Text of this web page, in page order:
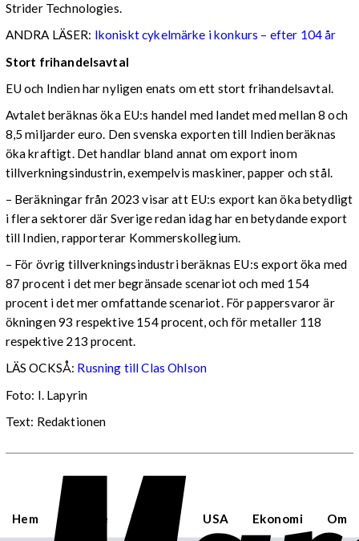
Strider Technologies.
ANDRA LÄSER: Ikoniskt cykelmärke i konkurs – efter 104 år
Stort frihandelsavtal
EU och Indien har nyligen enats om ett stort frihandelsavtal.
Avtalet beräknas öka EU:s handel med landet med mellan 8 och
8,5 miljarder euro. Den svenska exporten till Indien beräknas
öka kraftigt. Det handlar bland annat om export inom
tillverkningsindustrin, exempelvis maskiner, papper och stål.
– Beräkningar från 2023 visar att EU:s export kan öka betydligt
i flera sektorer där Sverige redan idag har en betydande export
till Indien, rapporterar Kommerskollegium.
– För övrig tillverkningsindustri beräknas EU:s export öka med
87 procent i det mer begränsade scenariot och med 154
procent i det mer omfattande scenariot. För pappersvaror är
ökningen 93 respektive 154 procent, och för metaller 118
respektive 213 procent.
LÄS OCKSÅ: Rusning till Clas Ohlson
Foto: I. Lapyrin
Text: Redaktionen
Hem Sverige Världen USA Ekonomi Om